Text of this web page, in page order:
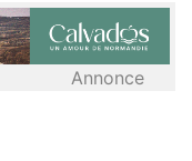
Annonce